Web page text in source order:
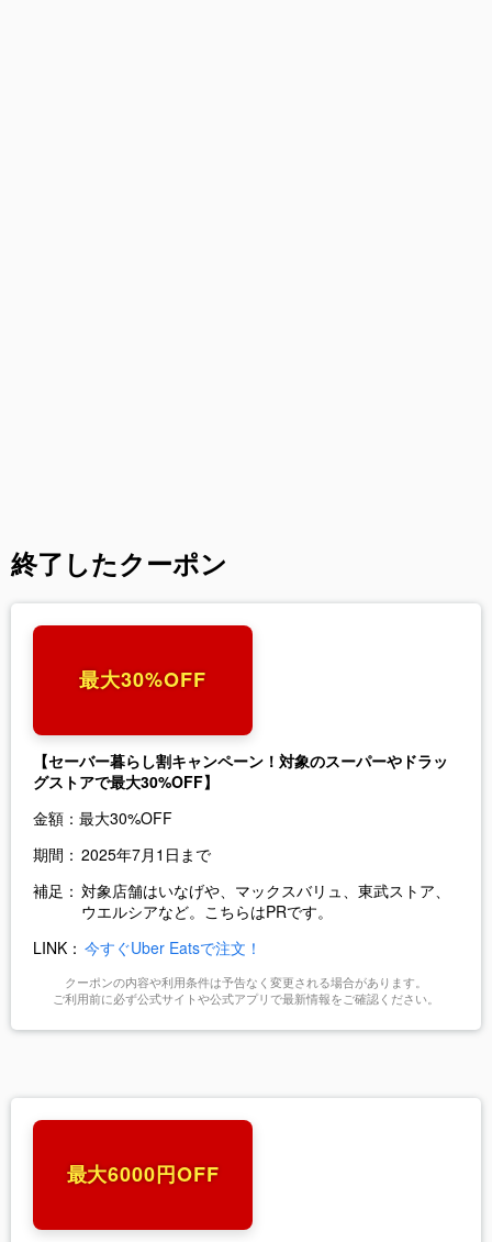
終了したクーポン
最大30%OFF
【セーバー暮らし割キャンペーン！対象のスーパーやドラッ
グストアで最大30%OFF】
金額： 最大30%OFF
期間： 2025年7月1日まで
補足： 対象店舗はいなげや、マックスバリュ、東武ストア、
ウエルシアなど。こちらはPRです。
LINK： 今すぐUber Eatsで注文！
クーポンの内容や利用条件は予告なく変更される場合があります。
ご利用前に必ず公式サイトや公式アプリで最新情報をご確認ください。
最大6000円OFF